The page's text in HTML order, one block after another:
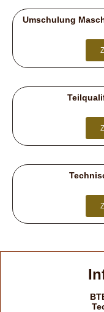
Umschulung